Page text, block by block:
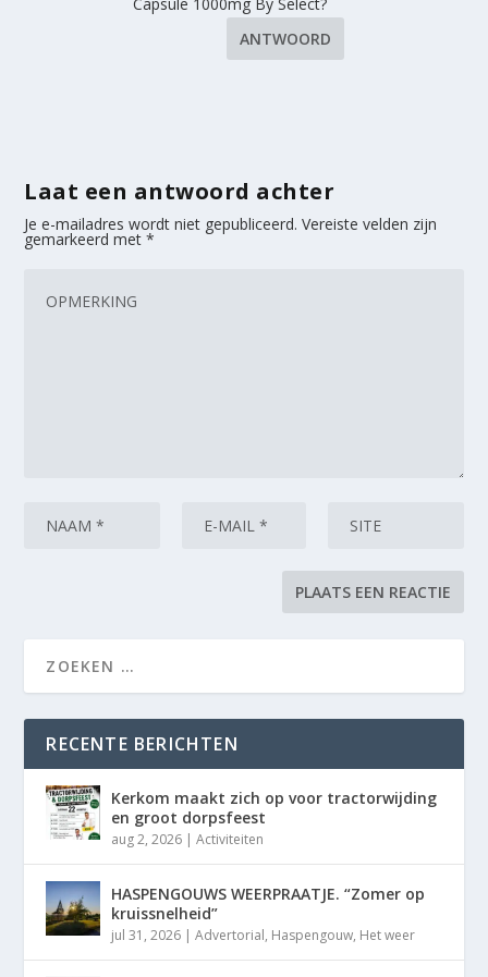
ANTWOORD
Laat een antwoord achter
Je e-mailadres wordt niet gepubliceerd. Vereiste velden zijn
gemarkeerd met*
RECENTE BERICHTEN
Kerkom maakt zich op voor tractorwijding
en groot dorpsfeest
aug 2, 2026 |Activiteiten
HASPENGOUWS WEERPRAATJE. “Zomer op
kruissnelheid”
jul 31, 2026 |Advertorial, Haspengouw, Het weer